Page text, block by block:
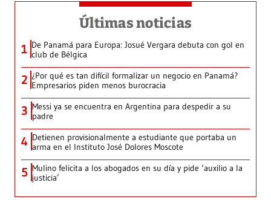
Últimas noticias
1 De Panamá para Europa: Josué Vergara debuta con gol en
club de Bélgica
2 ¿Por qué es tan difícil formalizar un negocio en Panamá?
Empresarios piden menos burocracia
3 Messi ya se encuentra en Argentina para despedir a su
padre
4 Detienen provisionalmente a estudiante que portaba un
arma en el Instituto José Dolores Moscote
5 Mulino felicita a los abogados en su día y pide ‘auxilio a la
justicia’